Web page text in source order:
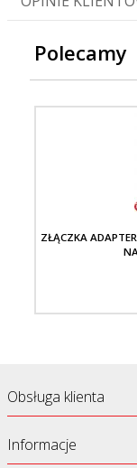
Polecamy
ZŁĄCZKA
Obsługa klienta
Informacje